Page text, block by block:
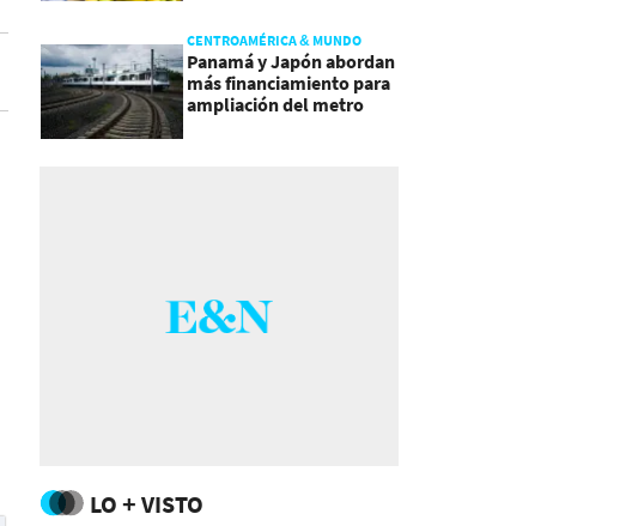
CENTROAMÉRICA & MUNDO
Panamá y Japón abordan
más financiamiento para
ampliación del metro
LO + VISTO